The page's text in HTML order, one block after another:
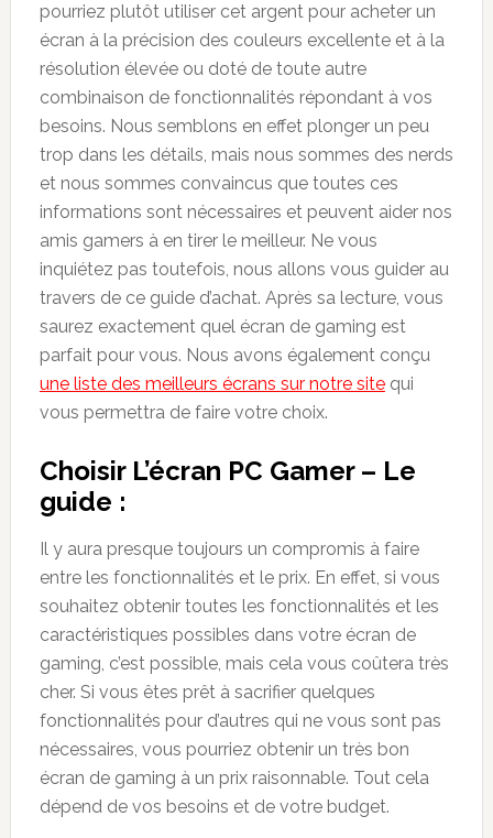
pourriez plutôt utiliser cet argent pour acheter un
écran à la précision des couleurs excellente et à la
résolution élevée ou doté de toute autre
combinaison de fonctionnalités répondant à vos
besoins. Nous semblons en effet plonger un peu
trop dans les détails, mais nous sommes des nerds
et nous sommes convaincus que toutes ces
informations sont nécessaires et peuvent aider nos
amis gamers à en tirer le meilleur. Ne vous
inquiétez pas toutefois, nous allons vous guider au
travers de ce guide d’achat. Après sa lecture, vous
saurez exactement quel écran de gaming est
parfait pour vous. Nous avons également conçu
une liste des meilleurs écrans sur notre sitequi
vous permettra de faire votre choix.
Choisir L’écran PC Gamer – Le
guide :
Il y aura presque toujours un compromis à faire
entre les fonctionnalités et le prix. En effet, si vous
souhaitez obtenir toutes les fonctionnalités et les
caractéristiques possibles dans votre écran de
gaming, c’est possible, mais cela vous coûtera très
cher. Si vous êtes prêt à sacrifier quelques
fonctionnalités pour d’autres qui ne vous sont pas
nécessaires, vous pourriez obtenir un très bon
écran de gaming à un prix raisonnable. Tout cela
dépend de vos besoins et de votre budget.